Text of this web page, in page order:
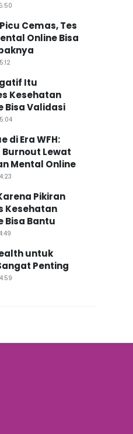
Cemas, Tes
Online Bisa
Itu
Kesehatan
Bisa Validasi
di Era WFH:
Lewat
Mental Online
Pikiran
Kesehatan
Bisa Bantu
untuk
Penting